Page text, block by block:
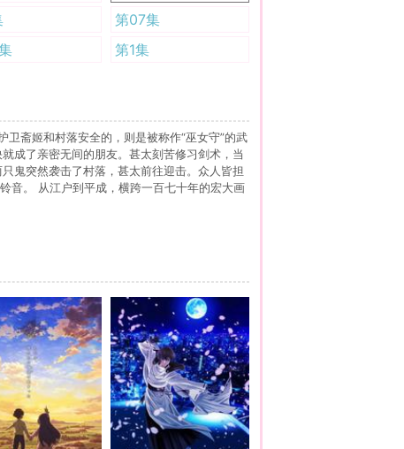
第07集
第1集
卫斋姬和村落安全的，则是被称作“巫女守”的武
成了亲密无间的朋友。甚太刻苦修习剑术，当
鬼突然袭击了村落，甚太前往迎击。众人皆担
音。 从江户到平成，横跨一百七十年的宏大画